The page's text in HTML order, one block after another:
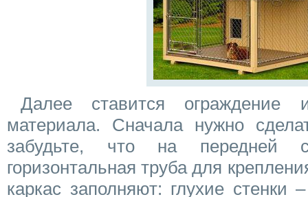
Далее ставится ограждение
материала. Сначала нужно
забудьте, что на передней
горизонтальная труба для
каркас заполняют: глухие